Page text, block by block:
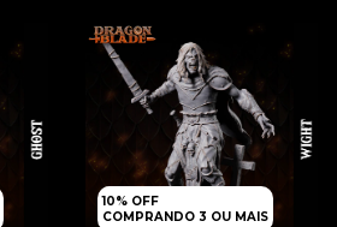
10% OFF
COMPRANDO 3 OU MAIS